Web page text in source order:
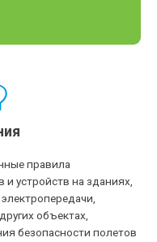
правила
устройств на зданиях,
объектах,
безопасности полетов